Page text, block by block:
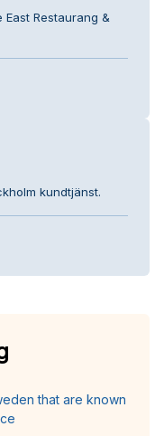
Restaurang &
kundtjänst.
that are known